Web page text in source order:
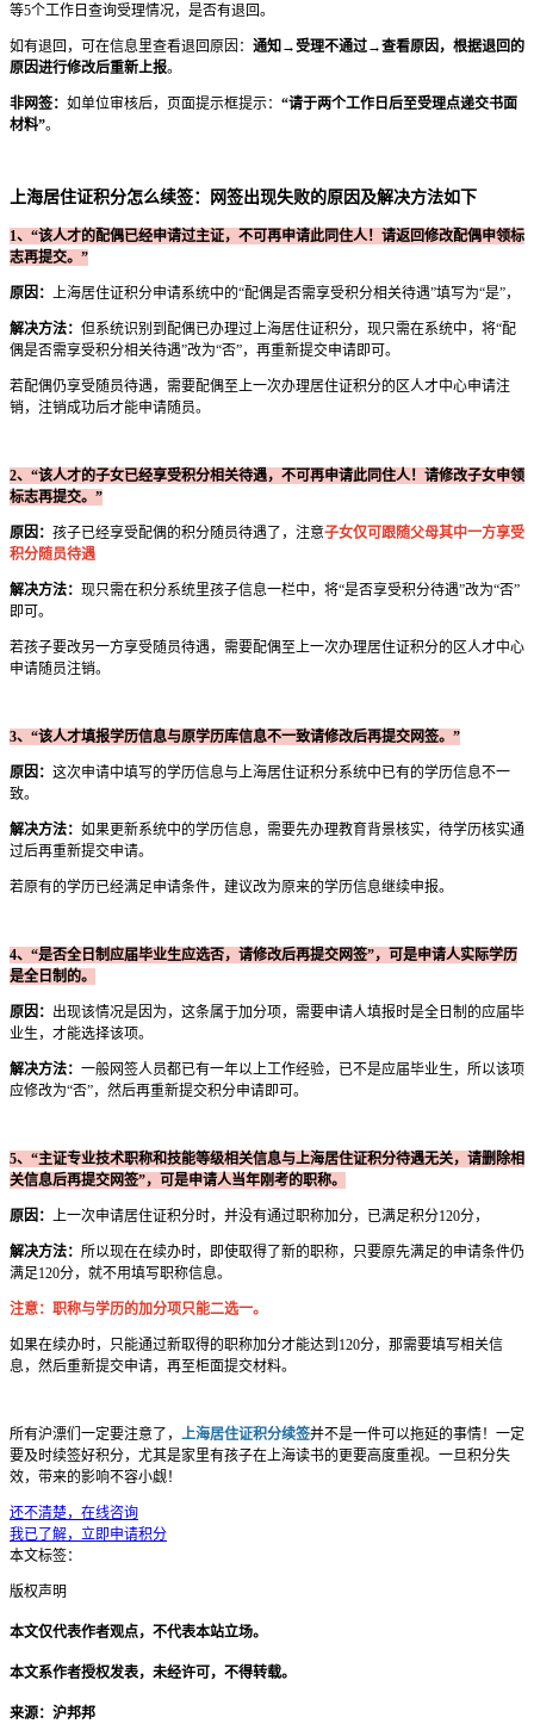
等5个工作日查询受理情况，是否有退回。
如有退回，可在信息里查看退回原因： 通知→受理不通过→查看原因，根据退回的
原因进行修改后重新上报。
非网签： 如单位审核后，页面提示框提示： “请于两个工作日后至受理点递交书面
材料”。
上海居住证积分怎么续签：网签出现失败的原因及解决方法如下
1、“该人才的配偶已经申请过主证，不可再申请此同住人！请返回修改配偶申领标
志再提交。”
原因： 上海居住证积分申请系统中的“配偶是否需享受积分相关待遇”填写为“是”，
解决方法： 但系统识别到配偶已办理过上海居住证积分，现只需在系统中，将“配
偶是否需享受积分相关待遇”改为“否”，再重新提交申请即可。
若配偶仍享受随员待遇，需要配偶至上一次办理居住证积分的区人才中心申请注
销，注销成功后才能申请随员。
2、“该人才的子女已经享受积分相关待遇，不可再申请此同住人！请修改子女申领
标志再提交。”
原因： 孩子已经享受配偶的积分随员待遇了，注意子女仅可跟随父母其中一方享受
积分随员待遇
解决方法： 现只需在积分系统里孩子信息一栏中，将“是否享受积分待遇”改为“否”
即可。
若孩子要改另一方享受随员待遇，需要配偶至上一次办理居住证积分的区人才中心
申请随员注销。
3、“该人才填报学历信息与原学历库信息不一致请修改后再提交网签。”
原因： 这次申请中填写的学历信息与上海居住证积分系统中已有的学历信息不一
致。
解决方法： 如果更新系统中的学历信息，需要先办理教育背景核实，待学历核实通
过后再重新提交申请。
若原有的学历已经满足申请条件，建议改为原来的学历信息继续申报。
4、“是否全日制应届毕业生应选否，请修改后再提交网签”，可是申请人实际学历
是全日制的。
原因： 出现该情况是因为，这条属于加分项，需要申请人填报时是全日制的应届毕
业生，才能选择该项。
解决方法： 一般网签人员都已有一年以上工作经验，已不是应届毕业生，所以该项
应修改为“否”，然后再重新提交积分申请即可。
5、“主证专业技术职称和技能等级相关信息与上海居住证积分待遇无关，请删除相
关信息后再提交网签”，可是申请人当年刚考的职称。
原因： 上一次申请居住证积分时，并没有通过职称加分，已满足积分120分，
解决方法： 所以现在在续办时，即使取得了新的职称，只要原先满足的申请条件仍
满足120分，就不用填写职称信息。
注意：职称与学历的加分项只能二选一。
如果在续办时，只能通过新取得的职称加分才能达到120分，那需要填写相关信
息，然后重新提交申请，再至柜面提交材料。
所有沪漂们一定要注意了， 上海居住证积分续签并不是一件可以拖延的事情！一定
要及时续签好积分，尤其是家里有孩子在上海读书的更要高度重视。一旦积分失
效，带来的影响不容小觑！
还不清楚，在线咨询
我已了解，立即申请积分
本文标签：
版权声明
本文仅代表作者观点，不代表本站立场。
本文系作者授权发表，未经许可，不得转载。
来源：沪邦邦